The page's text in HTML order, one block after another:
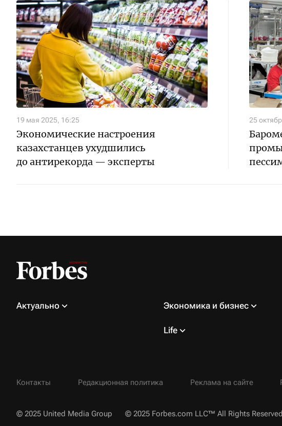
19 мая 2025, 16:25
Экономические настроения
казахстанцев ухудшились
до антирекорда — эксперты
25
Актуально Экономика и бизнес
Life
Контакты Редакционная политика Реклама на сайте
© 2025 United Media Group © 2025 Forbes.com LLC™ All Rights Reserved